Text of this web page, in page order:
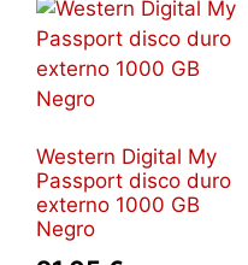
Western Digital My
Passport disco duro
externo 1000 GB
Negro